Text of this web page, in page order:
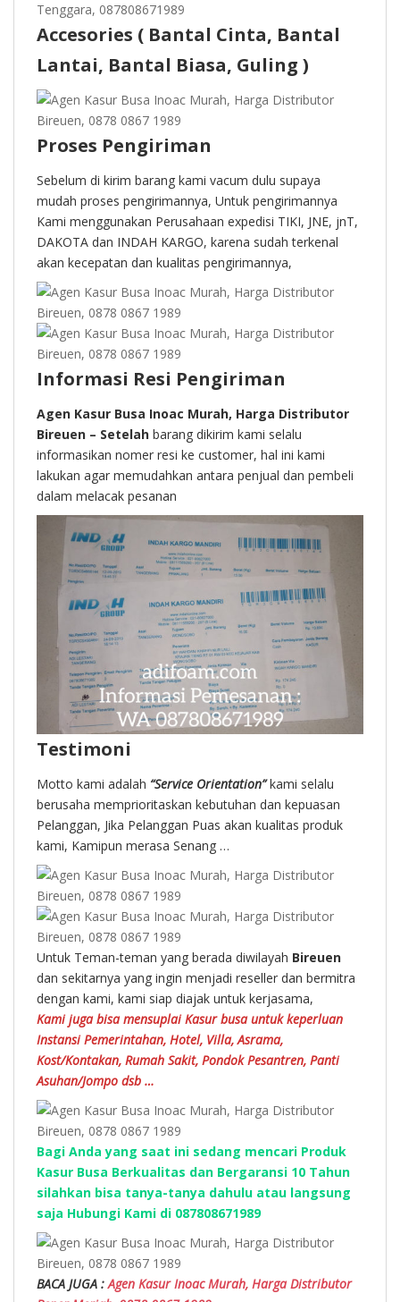
Accesories ( Bantal Cinta, Bantal
Lantai, Bantal Biasa, Guling )
Proses Pengiriman
Sebelum di kirim barang kami vacum dulu supaya
mudah proses pengirimannya, Untuk pengirimannya
Kami menggunakan Perusahaan expedisi TIKI, JNE, jnT,
DAKOTA dan INDAH KARGO, karena sudah terkenal
akan kecepatan dan kualitas pengirimannya,
Informasi Resi Pengiriman
Agen Kasur Busa Inoac Murah, Harga Distributor
Bireuen – Setelah barang dikirim kami selalu
informasikan nomer resi ke customer, hal ini kami
lakukan agar memudahkan antara penjual dan pembeli
dalam melacak pesanan
Testimoni
Motto kami adalah “Service Orientation”kami selalu
berusaha memprioritaskan kebutuhan dan kepuasan
Pelanggan, Jika Pelanggan Puas akan kualitas produk
kami, Kamipun merasa Senang …
Untuk Teman-teman yang berada diwilayah Bireuen
dan sekitarnya yang ingin menjadi reseller dan bermitra
dengan kami, kami siap diajak untuk kerjasama,
Kami juga bisa mensuplai Kasur busa untuk keperluan
Instansi Pemerintahan, Hotel, Villa, Asrama,
Kost/Kontakan, Rumah Sakit, Pondok Pesantren, Panti
Asuhan/Jompo dsb …
Bagi Anda yang saat ini sedang mencari Produk
Kasur Busa Berkualitas dan Bergaransi 10 Tahun
silahkan bisa tanya-tanya dahulu atau langsung
saja Hubungi Kami di 087808671989
BACA JUGA :Agen Kasur Inoac Murah, Harga Distributor